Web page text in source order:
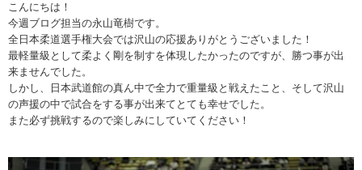
こんにちは！
今週ブログ担当の永山竜樹です。
全日本柔道選手権大会では沢山の応援ありがとうございました！
最軽量級として柔よく剛を制すを体現したかったのですが、勝つ事が出
来ませんでした。
しかし、日本武道館の真ん中で全力で重量級と戦えたこと、そして沢山
の声援の中で試合をする事が出来てとても幸せでした。
また必ず挑戦するので楽しみにしていてください！